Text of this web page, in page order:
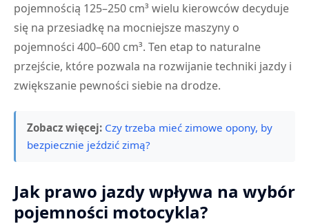
pojemnością 125–250 cm³ wielu kierowców decyduje
się na przesiadkę na mocniejsze maszyny o
pojemności 400–600 cm³. Ten etap to naturalne
przejście, które pozwala na rozwijanie techniki jazdy i
zwiększanie pewności siebie na drodze.
Zobacz więcej: Czy trzeba mieć zimowe opony, by
bezpiecznie jeździć zimą?
Jak prawo jazdy wpływa na wybór
pojemności motocykla?